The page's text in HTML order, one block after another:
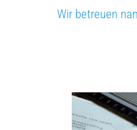
Wir betreuen